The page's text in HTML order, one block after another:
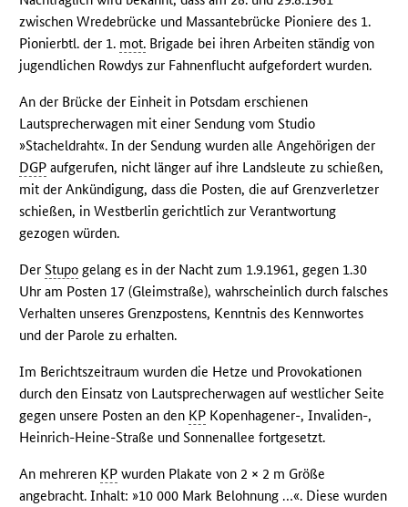
zwischen Wredebrücke und Massantebrücke Pioniere des 1.
Pionierbtl. der 1. mot. Brigade bei ihren Arbeiten ständig von
jugendlichen Rowdys zur Fahnenflucht aufgefordert wurden.
An der Brücke der Einheit in Potsdam erschienen
Lautsprecherwagen mit einer Sendung vom Studio
»Stacheldraht«. In der Sendung wurden alle Angehörigen der
DGP aufgerufen, nicht länger auf ihre Landsleute zu schießen,
mit der Ankündigung, dass die Posten, die auf Grenzverletzer
schießen, in Westberlin gerichtlich zur Verantwortung
gezogen würden.
DerStupo gelang es in der Nacht zum 1.9.1961, gegen 1.30
Uhr am Posten 17 (Gleimstraße), wahrscheinlich durch falsches
Verhalten unseres Grenzpostens, Kenntnis des Kennwortes
und der Parole zu erhalten.
Im Berichtszeitraum wurden die Hetze und Provokationen
durch den Einsatz von Lautsprecherwagen auf westlicher Seite
gegen unsere Posten an den KP Kopenhagener-, Invaliden-,
Heinrich-Heine-Straße und Sonnenallee fortgesetzt.
An mehreren KP wurden Plakate von 2 × 2 m Größe
angebracht. Inhalt: »10 000 Mark Belohnung …«. Diese wurden